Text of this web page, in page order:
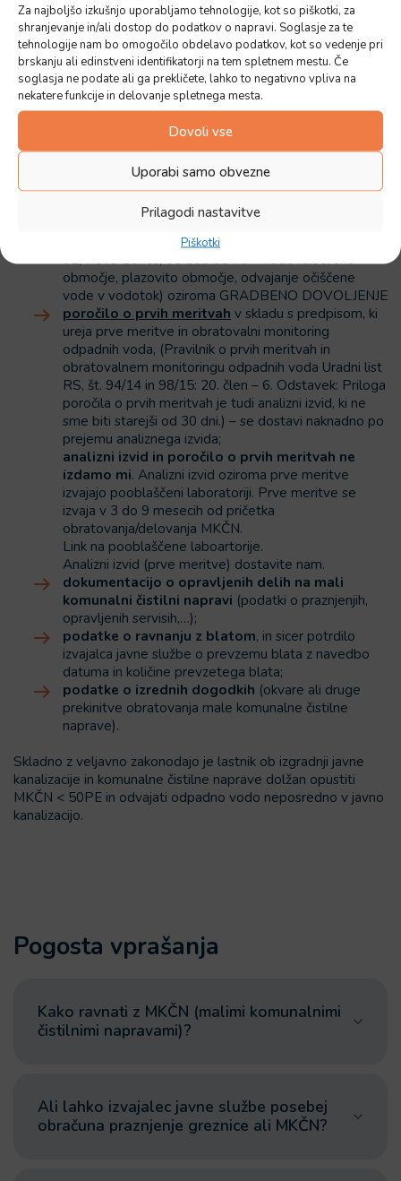
Za najboljšo izkušnjo uporabljamo tehnologije, kot so piškotki, za
shranjevanje in/ali dostop do podatkov o napravi. Soglasje za te
tehnologije nam bo omogočilo obdelavo podatkov, kot so vedenje pri
brskanju ali edinstveni identifikatorji na tem spletnem mestu. Če
soglasja ne podate ali ga prekličete, lahko to negativno vpliva na
nekatere funkcije in delovanje spletnega mesta.
Dovoli vse
Uporabi samo obvezne
Prilagodi nastavitve
Piškotki
Potrebna dokumentacija:
izjava o lastnostih male komunalne čistilne
naprave;
navodila dobavitelja za obratovanje in
vzdrževanje naprave;
– v skladu s predpisi, ki urejajo vode,
in pregledno situacijo, iz katere je razvidno mesto
iztoka iz male komunalne čistilne naprave v vode,
opredeljeno s koordinatami v državnem
koordinatnem sistemu za raven merila 1:5.000, in ime
vodotoka, če gre za odvajanje v vodotok (Kontakt za
pridobitev vodnega soglasja: DRSV, Cankarjeva ulica
62, Nova Gorica; 05 338 38 70 – vodovarstveno
območje, plazovito območje, odvajanje očiščene
vode v vodotok) oziroma GRADBENO DOVOLJENJE
poročilo o prvih meritvah v skladu s predpisom, ki
ureja prve meritve in obratovalni monitoring
odpadnih voda, (Pravilnik o prvih meritvah in
obratovalnem monitoringu odpadnih voda Uradni list
RS, št. 94/14 in 98/15: 20. člen – 6. Odstavek: Priloga
poročila o prvih meritvah je tudi analizni izvid, ki ne
sme biti starejši od 30 dni.) – se dostavi naknadno po
prejemu analiznega izvida;
analizni izvid in poročilo o prvih meritvah ne
izdamo mi. Analizni izvid oziroma prve meritve
izvajajo pooblaščeni laboratoriji. Prve meritve se
izvaja v 3 do 9 mesecih od pričetka
obratovanja/delovanja MKČN.
Link na pooblaščene laboartorije.
Analizni izvid (prve meritve) dostavite nam.
dokumentacijo o opravljenih delih na mali
komunalni čistilni napravi (podatki o praznjenjih,
opravljenih servisih,…);
podatke o ravnanju z blatom, in sicer potrdilo
izvajalca javne službe o prevzemu blata z navedbo
datuma in količine prevzetega blata;
podatke o izrednih dogodkih (okvare ali druge
prekinitve obratovanja male komunalne čistilne
naprave).
Skladno z veljavno zakonodajo je lastnik ob izgradnji javne
kanalizacije in komunalne čistilne naprave dolžan opustiti
MKČN < 50PE in odvajati odpadno vodo neposredno v javno
kanalizacijo.
Pogosta vprašanja
Kako ravnati z MKČN (malimi komunalnimi
čistilnimi napravami)?
Ali lahko izvajalec javne službe posebej
obračuna praznjenje greznice ali MKČN?